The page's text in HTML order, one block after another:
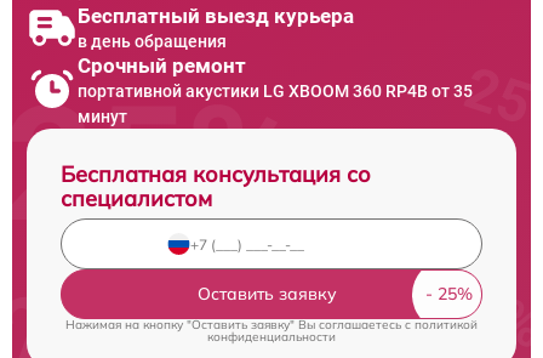
Бесплатный выезд курьера
в день обращения
Срочный ремонт
портативной акустики LG XBOOM 360 RP4B от 35
минут
Бесплатная консультация со
специалистом
Оставить заявку
Нажимая на кнопку "Оставить заявку" Вы соглашаетесь cполитикой
конфиденциальности